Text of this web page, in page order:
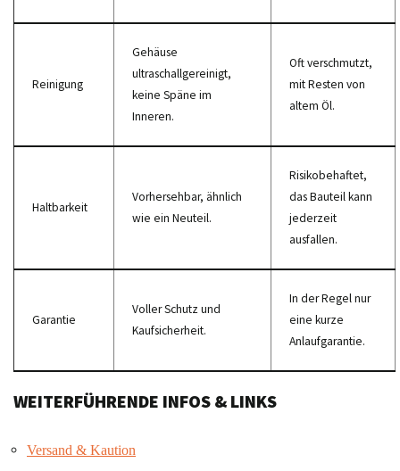
Reinigung
Gehäuse
ultraschallgereinigt,
keine Späne im
Inneren.
Oft verschmutzt,
mit Resten von
altem Öl.
Haltbarkeit
Vorhersehbar, ähnlich
wie ein Neuteil.
Risikobehaftet,
das Bauteil kann
jederzeit
ausfallen.
Garantie
Voller Schutz und
Kaufsicherheit.
In der Regel nur
eine kurze
Anlaufgarantie.
WEITERFÜHRENDE INFOS & LINKS
Versand & Kaution